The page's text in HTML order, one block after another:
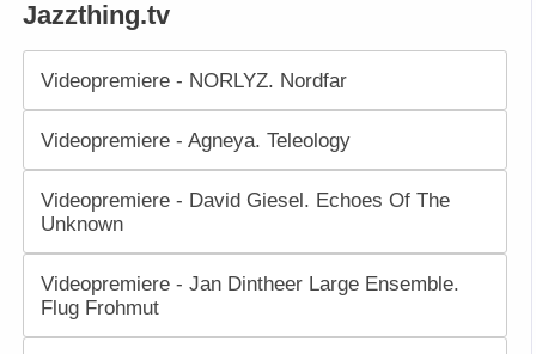
Jazzthing.tv
Videopremiere - NORLYZ. Nordfar
Videopremiere - Agneya. Teleology
Videopremiere - David Giesel. Echoes Of The
Unknown
Videopremiere - Jan Dintheer Large Ensemble.
Flug Frohmut